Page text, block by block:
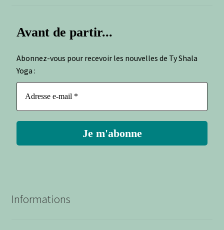
Avant de partir...
Abonnez-vous pour recevoir les nouvelles de Ty Shala
Yoga :
Informations